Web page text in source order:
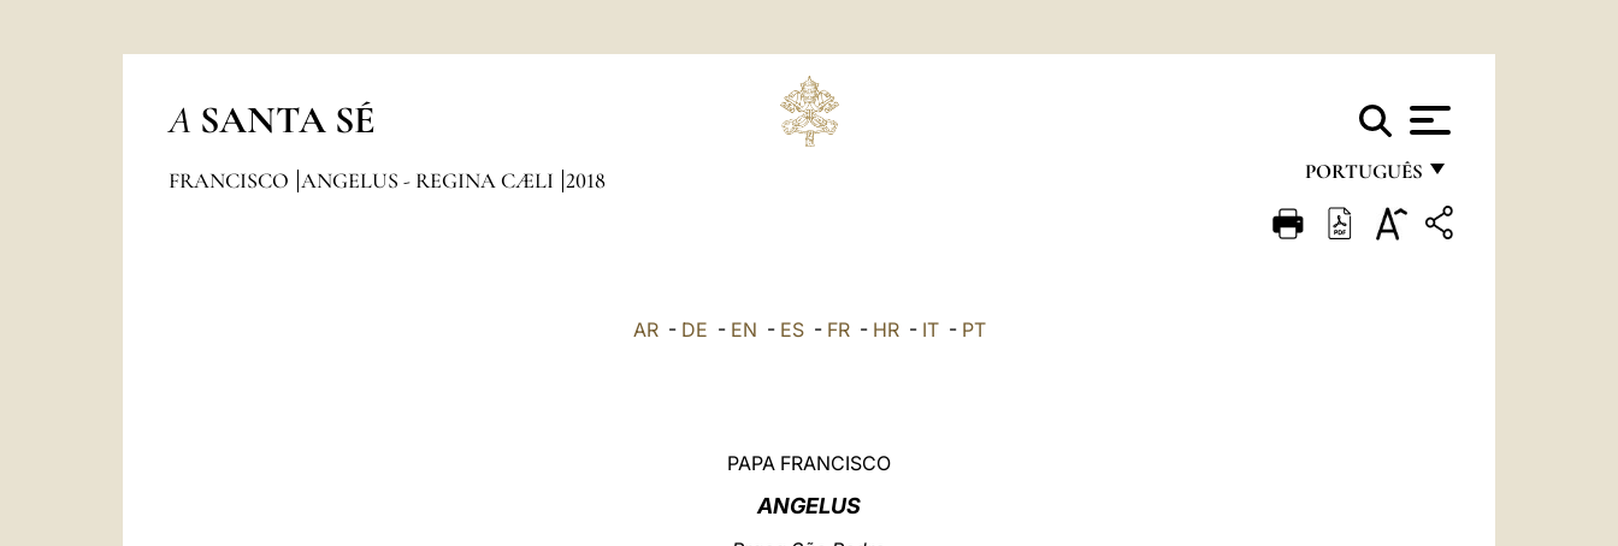
A SANTA SÉ
PORTUGUÊS
FRANÇAIS
FRANCISCO ANGELUS - REGINA CÆLI 2018
AR- DE - EN - ES- FR- HR- IT- PT
PAPA FRANCISCO
ANGELUS